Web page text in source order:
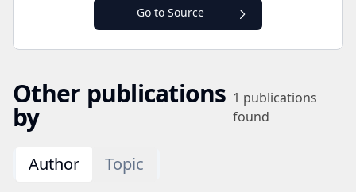
Go to Source
Other publications
by
1 publications
found
Author Topic